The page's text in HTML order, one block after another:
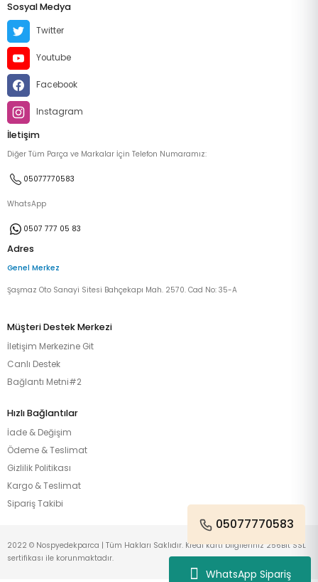
WhatsApp Sipariş
Sosyal Medya
Twitter
Youtube
Facebook
Instagram
İletişim
Diğer Tüm Parça ve Markalar İçin Telefon Numaramız:
05077770583
WhatsApp
0507 777 05 83
Adres
Genel Merkez
Şaşmaz Oto Sanayi Sitesi Bahçekapı Mah. 2570. Cad No: 35-A
Müşteri Destek Merkezi
İletişim Merkezine Git
Canlı Destek
Bağlantı Metni#2
Hızlı Bağlantılar
İade & Değişim
Ödeme & Teslimat
Gizlilik Politikası
Kargo & Teslimat
Sipariş Takibi
05077770583
2022 © Nospyedekparca | Tüm Hakları Saklıdır. Kredi kartı bilgileriniz 256Bit SSL
sertifikası ile korunmaktadır.